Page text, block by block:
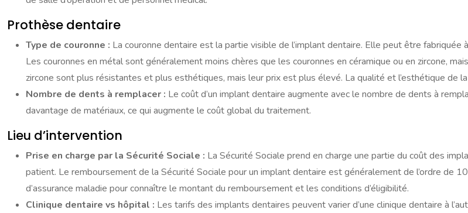
Prothèse dentaire
Type de couronne : La couronne dentaire est la partie visible de l’implant dentaire. Elle peut être
Les couronnes en métal sont généralement moins chères que les couronnes en céramique ou en zircone,
zircone sont plus résistantes et plus esthétiques, mais leur prix est plus élevé. La qualité et l’esthétique de
Nombre de dents à remplacer : Le coût d’un implant dentaire augmente avec le nombre de dents à
davantage de matériaux, ce qui augmente le coût global du traitement.
Lieu d’intervention
Prise en charge par la Sécurité Sociale : La Sécurité Sociale prend en charge une partie du coût des
patient. Le remboursement de la Sécurité Sociale pour un implant dentaire est généralement de l’ordre de
d’assurance maladie pour connaître le montant du remboursement et les conditions d’éligibilité.
Clinique dentaire vs hôpital : Les tarifs des implants dentaires peuvent varier d’une clinique dentaire à